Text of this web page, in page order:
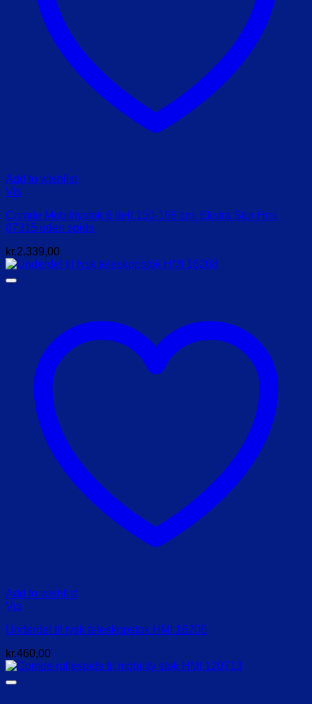
Add to wishlist
Vis
Comde Mobilitystok 6 delt 150-168 cm. Ekstra Stor Hmi
87315 uden spids
kr.2.339,00
Add to wishlist
Vis
Underdel til tysk teleskopstok HMI 16208
kr.460,00